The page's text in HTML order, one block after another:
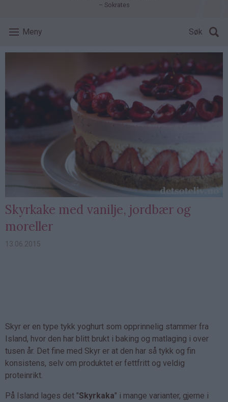
– Sokrates
Meny Søk
Skyrkake med vanilje, jordbær og
moreller
13.06.2015
Skyr er en type tykk yoghurt som opprinnelig stammer fra
Island, hvor den har blitt brukt i baking og matlaging i over
tusen år. Det fine med Skyr er at den har så tykk og fin
konsistens, selv om produktet er fettfritt og veldig
proteinrikt.
På Island lages det "Skyrkaka" i mange varianter, gjerne i